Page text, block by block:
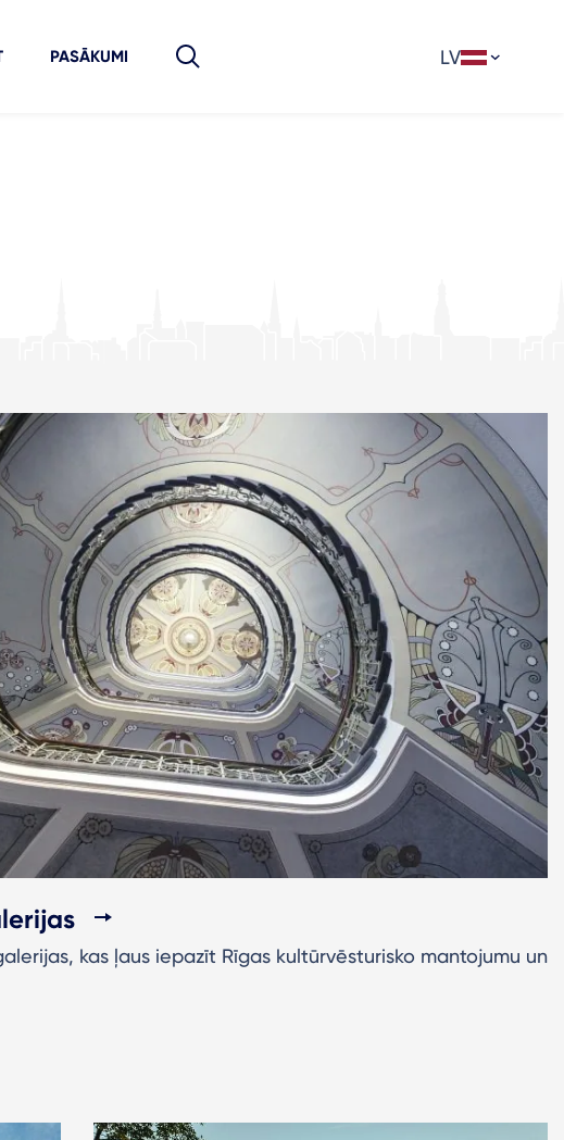
PASĀKUMI LV
kas ļaus iepazīt Rīgas kultūrvēsturisko mantojumu un